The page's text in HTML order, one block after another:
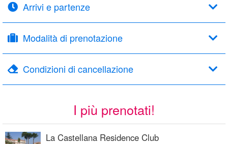
Arrivi e partenze
Modalità di prenotazione
Condizioni di cancellazione
I più prenotati!
La Castellana Residence Club